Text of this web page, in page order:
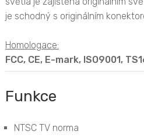
je schodný s originálním
Homologace:
FCC, CE, E-mark, ISO9001,
Funkce
NTSC TV norma